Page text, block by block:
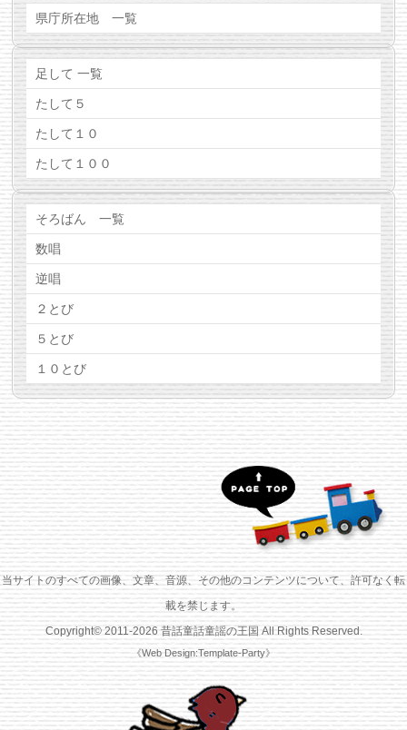
県庁所在地 一覧
足して 一覧
たして５
たして１０
たして１００
そろばん 一覧
数唱
逆唱
２とび
５とび
１０とび
当サイトのすべての画像、文章、音源、その他のコンテンツについて、許可なく転
載を禁じます。
Copyright© 2011-2026 昔話童話童謡の王国 All Rights Reserved.
《Web Design:Template-Party》